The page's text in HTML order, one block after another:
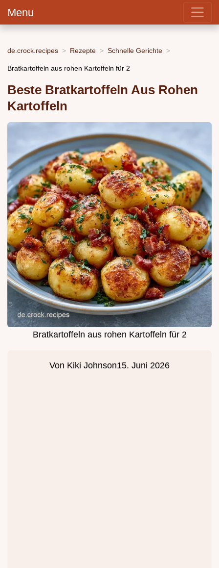
Menu
de.crock.recipes Rezepte Schnelle Gerichte
Bratkartoffeln aus rohen Kartoffeln für 2
Beste Bratkartoffeln Aus Rohen
Kartoffeln
Bratkartoffeln aus rohen Kartoffeln für 2
Von Kiki Johnson15. Juni 2026